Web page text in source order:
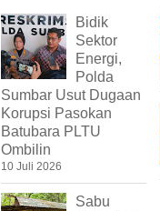
Bidik
Sektor
Energi,
Polda
Sumbar Usut Dugaan
Korupsi Pasokan
Batubara PLTU
Ombilin
10 Juli 2026
Sabu